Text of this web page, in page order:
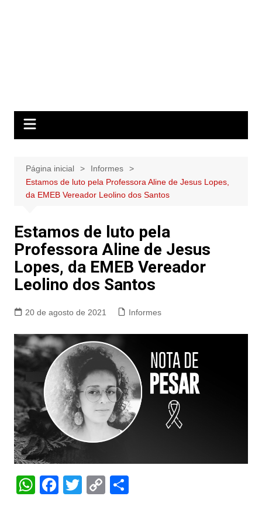
Página inicial
Informes
Estamos de luto pela Professora Aline de Jesus Lopes,
da EMEB Vereador Leolino dos Santos
Estamos de luto pela
Professora Aline de Jesus
Lopes, da EMEB Vereador
Leolino dos Santos
20 de agosto de 2021 Informes
W F T C S